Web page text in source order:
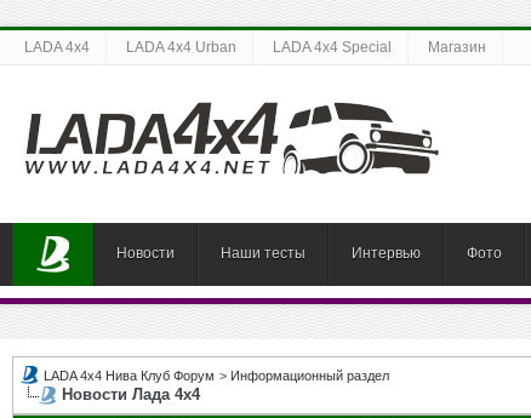
LADA 4x4 LADA 4x4 Urban LADA 4x4 Special Магазин
Новости Наши тесты Интервью Фото
LADA 4x4 Нива Клуб Форум > Информационный раздел
Новости Лада 4х4